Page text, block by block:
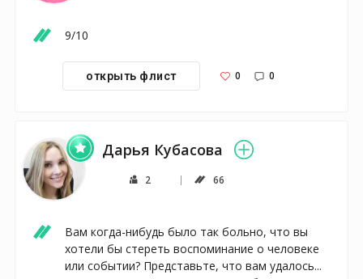
9/10
открыть флист 0 0
Дарья Кубасова
2 66
Вам когда-нибудь было так больно, что вы
хотели бы стереть воспоминание о человеке
или событии? Представьте, что вам удалось...